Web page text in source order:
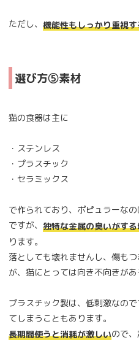
ただし、 機能性もしっかり重視
選び方⑤素材
猫の食器は主に
・ステンレス
・プラスチック
・セラミックス
で作られており、ポピュラーな
ですが、 独特な金属の臭いがす
ります。
落としても壊れませんし、傷も
が、猫にとっては向き不向きがあ
プラスチック製は、低刺激なの
てしまうこともあります。
長期間使うと消耗が激しいので